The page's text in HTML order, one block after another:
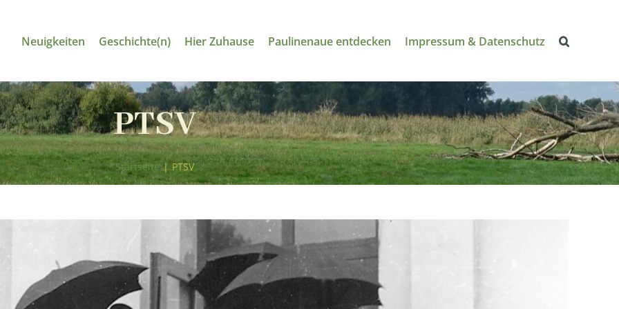
Neuigkeiten Geschichte(n) Hier Zuhause Paulinenaue entdecken Impressum & Datenschutz
PTSV
Startseite | PTSV